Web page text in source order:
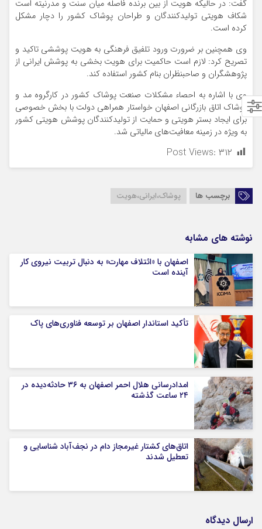
گفت: در حالیکه هویت از بین برنده فاصله میان سنت و مدرنیته است
شکاف هویتی تولیدکنندگان و طراحان پوشاک کشور را دچار مشکل
کرده است.
وی همچنین بر ضرورت ورود تلفیق فرهنگی به هویت پوششی تاکید و
تصریح کرد: لازم است حاکمیت برای هویت بخشی به پوشش ایرانی از
پژوهشگران و صاحبنظران بنام کشور استفاده کند.
وی با اشاره به احصاء مشکلات صنعت پوشاک کشور در کارگروه مد و
پوشاک اتاق بازرگانی اصفهان خواستار همراهی دولت با بخش خصوصی
برای ایجاد بستر هویتی و حمایت از تولیدکنندگان پوشش هویتی کشور
به ویژه در زمینه معافیت‌های مالیاتی شد.
Post Views: ۳۱۲
برچسب ها پوشاک،ایرانی،هویت
نوشته های مشابه
اصفهان با «ائتلاف مهارت» به دنبال تربیت نیروی کار
آینده است
تأکید استاندار اصفهان بر توسعه فناوری‌های پاک
امدادرسانی هلال احمر اصفهان به ۳۶ حادثه‌دیده در
۲۴ ساعت گذشته
اتاق‌های کشتار غیرمجاز دام در نجف‌آباد شناسایی و
تعطیل شدند
ارسال دیدگاه